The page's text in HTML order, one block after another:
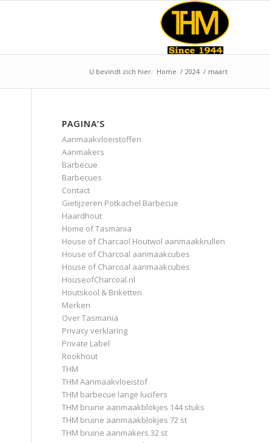
U bevindt zich hier: Home / 2024 / maart
PAGINA’S
Aanmaakvloeistoffen
Aanmakers
Barbecue
Barbecues
Contact
Gietijzeren Potkachel Barbecue
Haardhout
Home of Tasmania
House of Charcaol Houtwol aanmaakkrullen
House of Charcoal aanmaakcubes
House of Charcoal aanmaakcubes
HouseofCharcoal.nl
Houtskool & Briketten
Merken
Over Tasmania
Privacy verklaring
Private Label
Rookhout
THM
THM Aanmaakvloeistof
THM barbecue lange lucifers
THM bruine aanmaakblokjes 144 stuks
THM bruine aanmaakblokjes 72 st
THM bruine aanmakers 32 st